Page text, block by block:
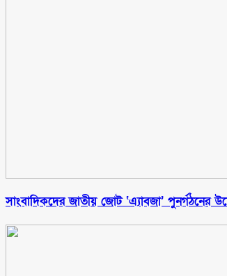
সাংবাদিকদের জাতীয় জোট ‘এ্যাবজা’